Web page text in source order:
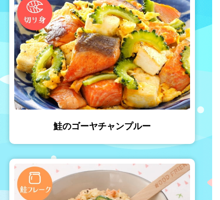
鮭のゴーヤチャンプルー